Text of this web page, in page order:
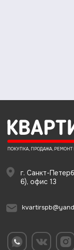
ПОКУПКА, ПРОДАЖА, РЕМОНТ
г. Санкт-
6), офис 13